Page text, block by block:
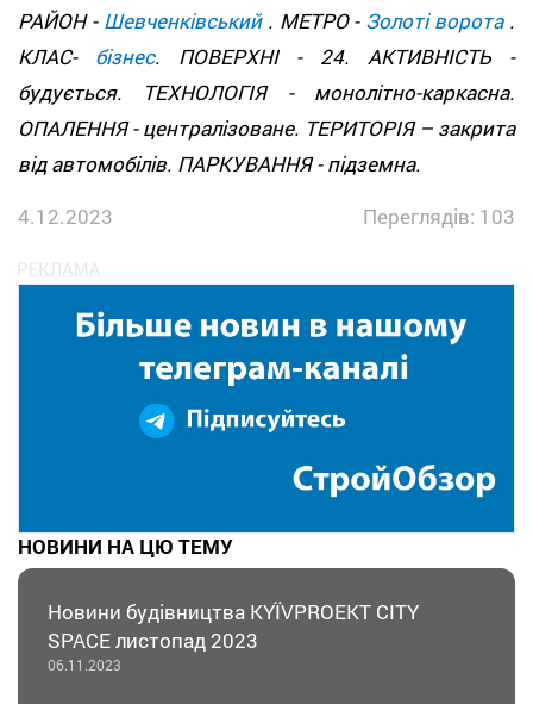
РАЙОН - Шевченківський. МЕТРО - Золоті ворота.
КЛАС- бізнес. ПОВЕРХНІ - 24. АКТИВНІСТЬ -
будується. ТЕХНОЛОГІЯ - монолітно-каркасна.
ОПАЛЕННЯ - централізоване. ТЕРИТОРІЯ – закрита
від автомобілів. ПАРКУВАННЯ - підземна.
4.12.2023
Переглядів: 103
НОВИНИ НА ЦЮ ТЕМУ
Новини будівництва KYЇVPROEKT CITY
SPACE листопад 2023
06.11.2023